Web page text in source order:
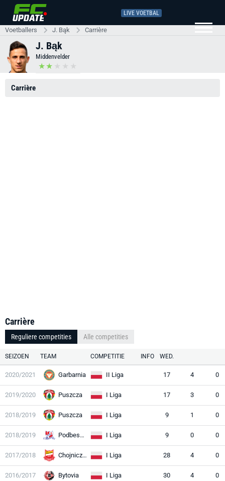
LIVE VOETBAL
Voetballers J. Bąk Carrière
J. Bąk
Middenvelder
Carrière
Carrière
Reguliere competities Alle competities
SEIZOEN TEAM COMPETITIE INFO WED.
2020/2021 Garbarnia II Liga 17 4 0
2019/2020 Puszcza I Liga 17 3 0
2018/2019 Puszcza I Liga 9 1 0
2018/2019 Podbeskidzie I Liga 9 0 0
2017/2018 Chojniczanka I Liga 28 4 0
2016/2017 Bytovia I Liga 30 4 0